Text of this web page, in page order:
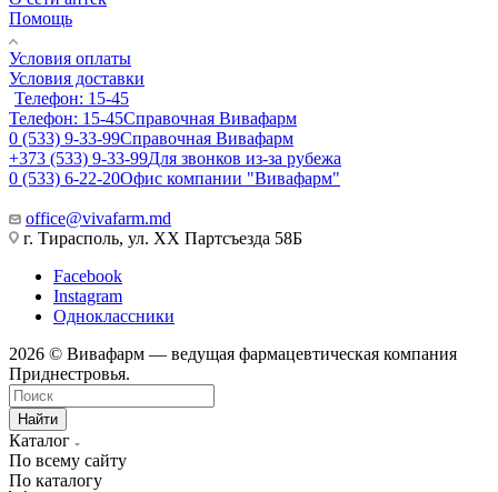
Помощь
Условия оплаты
Условия доставки
Телефон: 15-45
Телефон: 15-45Справочная Вивафарм
0 (533) 9-33-99Справочная Вивафарм
+373 (533) 9-33-99Для звонков из-за рубежа
0 (533) 6-22-20Офис компании "Вивафарм"
office@vivafarm.md
г. Тирасполь, ул. ХХ Партсъезда 58Б
Facebook
Instagram
Одноклассники
2026 © Вивафарм — ведущая фармацевтическая компания
Приднестровья.
Найти
Каталог
По всему сайту
По каталогу